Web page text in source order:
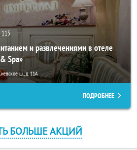
115
и развлечениями в отеле
Spa»
ш., д. 11А
ПОДРОБНЕЕ
БОЛЬШЕ АКЦИЙ